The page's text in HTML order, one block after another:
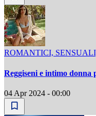
ROMANTICI,
Reggiseni e intimo
04 Apr 2024 - 00:00